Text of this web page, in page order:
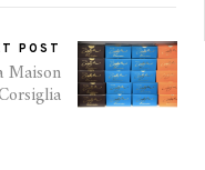
POST
Maison